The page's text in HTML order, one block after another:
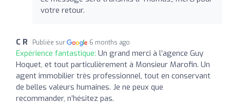
votre retour.
C R Publiée sur 6 months ago
Expérience fantastique: Un grand merci à l’agence Guy
Hoquet, et tout particulièrement à Monsieur Marofin. Un
agent immobilier très professionnel, tout en conservant
de belles valeurs humaines. Je ne peux que
recommander, n’hésitez pas.